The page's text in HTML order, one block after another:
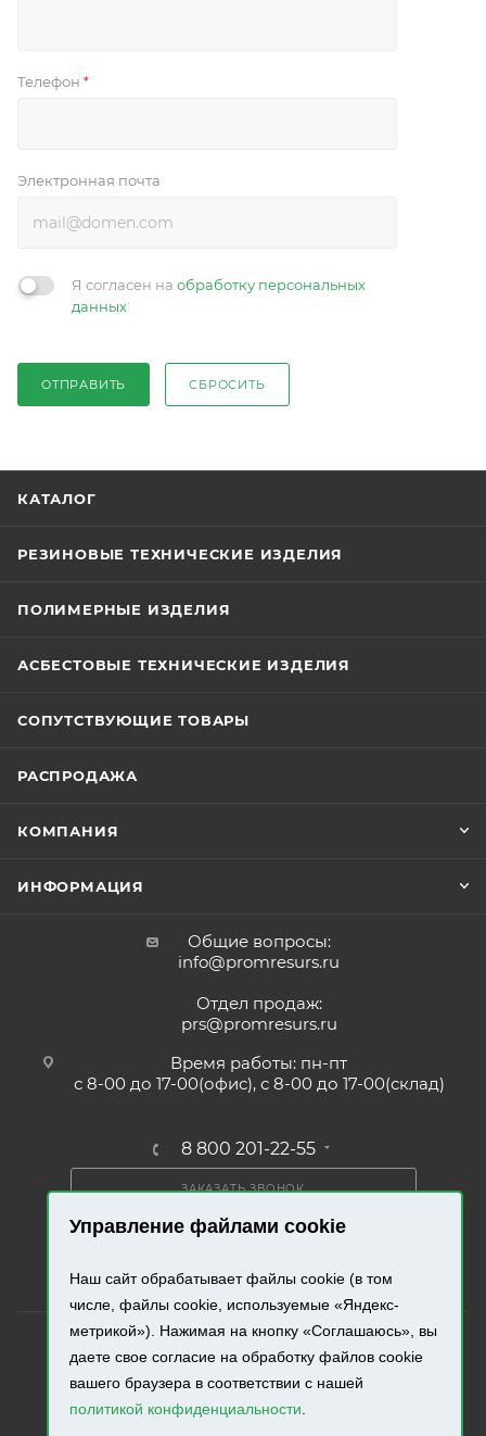
Управление файлами cookie
Наш сайт обрабатывает файлы cookie (в том
числе, файлы cookie, используемые «Яндекс-
метрикой»). Нажимая на кнопку «Соглашаюсь», вы
даете свое согласие на обработку файлов cookie
вашего браузера в соответствии с нашей
политикой конфиденциальности.
Телефон *
Электронная почта
Я согласен на обработку персональных
данных
ОТПРАВИТЬ СБРОСИТЬ
КАТАЛОГ
РЕЗИНОВЫЕ ТЕХНИЧЕСКИЕ ИЗДЕЛИЯ
ПОЛИМЕРНЫЕ ИЗДЕЛИЯ
АСБЕСТОВЫЕ ТЕХНИЧЕСКИЕ ИЗДЕЛИЯ
СОПУТСТВУЮЩИЕ ТОВАРЫ
РАСПРОДАЖА
КОМПАНИЯ
ИНФОРМАЦИЯ
Общие вопросы:
info@promresurs.ru
Отдел продаж:
prs@promresurs.ru
Время работы: пн-пт
с 8-00 до 17-00(офис), с 8-00 до 17-00(склад)
8 800 201-22-55
ЗАКАЗАТЬ ЗВОНОК
ПОЛУЧИТЬ КАТАЛОГ
2026 © «Промресурс». Все права защищены.